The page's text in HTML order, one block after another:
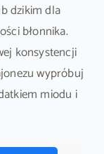
dzikim dla
błonnika.
konsystencji
wypróbuj
miodu i